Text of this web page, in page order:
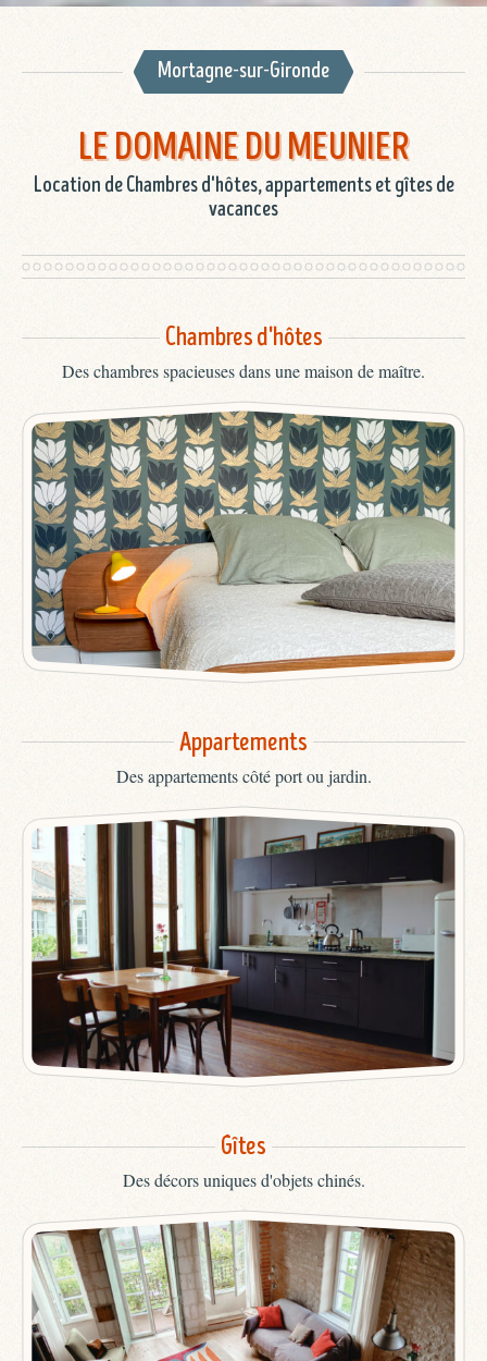
Mortagne-sur-Gironde
LE DOMAINE DU MEUNIER
Location de Chambres d'hôtes, appartements et gîtes de
vacances
Chambres d'hôtes
Des chambres spacieuses dans une maison de maître.
Appartements
Des appartements côté port ou jardin.
Gîtes
Des décors uniques d'objets chinés.